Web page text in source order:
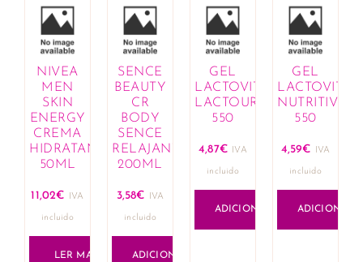
NIVEA
MEN
SKIN
ENERGY
CREMA
HIDRATANTE
50ML
11,02€ IVA
incluido
LER MAIS
SENCE
BEAUTY
CR
BODY
SENCE
RELAJANTE
200ML
3,58€ IVA
incluido
ADICIONAR
GEL
LACTOVIT
LACTOUREA
550
4,87€ IVA
incluido
ADICIONAR
GEL
LACTOVIT
NUTRITIVO
550
4,59€ IVA
incluido
ADICIONAR